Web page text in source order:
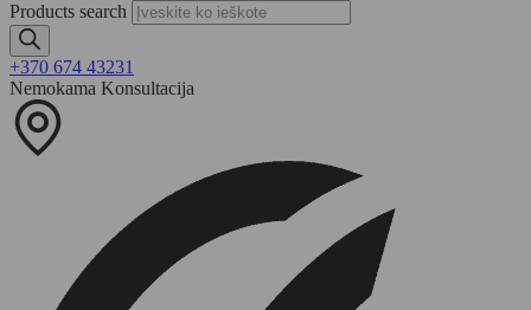
Products search
+370 674 43231
Nemokama Konsultacija